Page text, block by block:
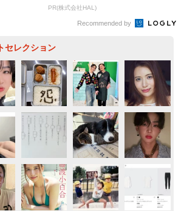
バコ
PR(株式会社HAL)
Recommended by
セレクション